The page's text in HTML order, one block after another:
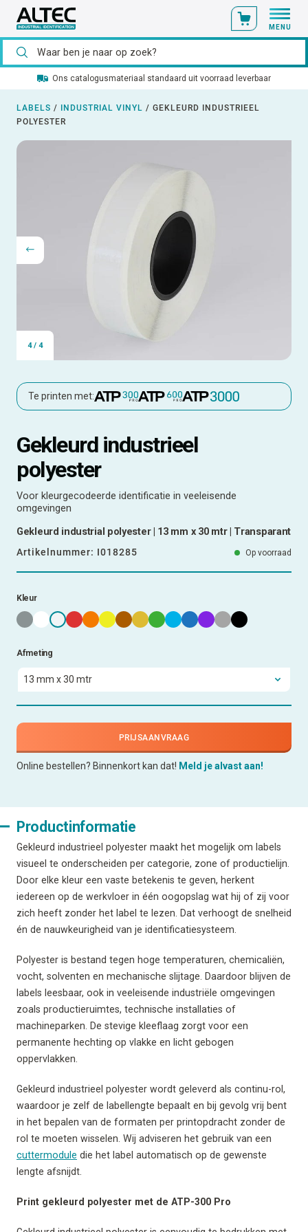
MENU
Ons catalogusmateriaal standaard uit voorraad leverbaar
LABELS / INDUSTRIAL VINYL / GEKLEURD INDUSTRIEEL
POLYESTER
4/ 4
Te printen met:
Gekleurd industrieel
polyester
Voor kleurgecodeerde identificatie in veeleisende
omgevingen
Gekleurd industrial polyester | 13 mm x 30 mtr | Transparant
Artikelnummer: I018285 Op voorraad
Kleur
Afmeting
PRIJSAANVRAAG
Online bestellen? Binnenkort kan dat! Meld je alvast aan!
Productinformatie
Gekleurd industrieel polyester maakt het mogelijk om labels
visueel te onderscheiden per categorie, zone of productielijn.
Door elke kleur een vaste betekenis te geven, herkent
iedereen op de werkvloer in één oogopslag wat hij of zij voor
zich heeft zonder het label te lezen. Dat verhoogt de snelheid
én de nauwkeurigheid van je identificatiesysteem.
Polyester is bestand tegen hoge temperaturen, chemicaliën,
vocht, solventen en mechanische slijtage. Daardoor blijven de
labels leesbaar, ook in veeleisende industriële omgevingen
zoals productieruimtes, technische installaties of
machineparken. De stevige kleeflaag zorgt voor een
permanente hechting op vlakke en licht gebogen
oppervlakken.
Gekleurd industrieel polyester wordt geleverd als continu-rol,
waardoor je zelf de labellengte bepaalt en bij gevolg vrij bent
in het bepalen van de formaten per printopdracht zonder de
rol te moeten wisselen. Wij adviseren het gebruik van een
cuttermodule die het label automatisch op de gewenste
lengte afsnijdt.
Print gekleurd polyester met de ATP-300 Pro